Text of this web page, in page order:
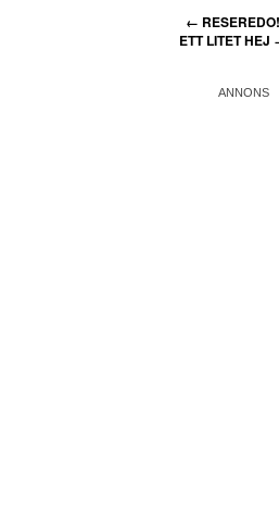
← RESEREDO!
ETT LITET HEJ